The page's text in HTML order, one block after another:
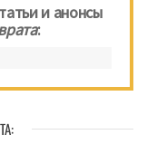
и анонсы
: